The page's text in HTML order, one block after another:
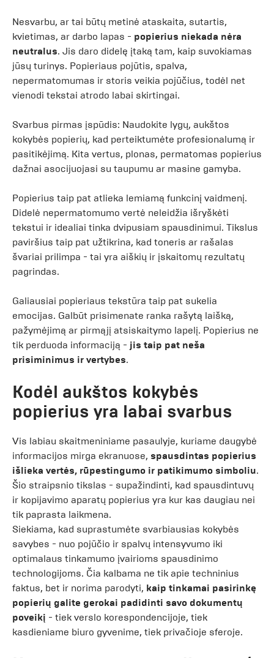
Nesvarbu, ar tai būtų metinė ataskaita, sutartis,
kvietimas, ar darbo lapas - popierius niekada nėra
neutralus. Jis daro didelę įtaką tam, kaip suvokiamas
jūsų turinys. Popieriaus pojūtis, spalva,
nepermatomumas ir storis veikia pojūčius, todėl net
vienodi tekstai atrodo labai skirtingai.
Svarbus pirmas įspūdis: Naudokite lygų, aukštos
kokybės popierių, kad perteiktumėte profesionalumą ir
pasitikėjimą. Kita vertus, plonas, permatomas popierius
dažnai asocijuojasi su taupumu ar masine gamyba.
Popierius taip pat atlieka lemiamą funkcinį vaidmenį.
Didelė nepermatomumo vertė neleidžia išryškėti
tekstui ir idealiai tinka dvipusiam spausdinimui. Tikslus
paviršius taip pat užtikrina, kad toneris ar rašalas
švariai prilimpa - tai yra aiškių ir įskaitomų rezultatų
pagrindas.
Galiausiai popieriaus tekstūra taip pat sukelia
emocijas. Galbūt prisimenate ranka rašytą laišką,
pažymėjimą ar pirmąjį atsiskaitymo lapelį. Popierius ne
tik perduoda informaciją - jis taip pat neša
prisiminimus ir vertybes.
Kodėl aukštos kokybės
popierius yra labai svarbus
Vis labiau skaitmeniniame pasaulyje, kuriame daugybė
informacijos mirga ekranuose, spausdintas popierius
išlieka vertės, rūpestingumo ir patikimumo simboliu.
Šio straipsnio tikslas - supažindinti, kad spausdintuvų
ir kopijavimo aparatų popierius yra kur kas daugiau nei
tik paprasta laikmena.
Siekiama, kad suprastumėte svarbiausias kokybės
savybes - nuo pojūčio ir spalvų intensyvumo iki
optimalaus tinkamumo įvairioms spausdinimo
technologijoms. Čia kalbama ne tik apie techninius
faktus, bet ir norima parodyti, kaip tinkamai pasirinkę
popierių galite gerokai padidinti savo dokumentų
poveikį - tiek verslo korespondencijoje, tiek
kasdieniame biuro gyvenime, tiek privačioje sferoje.